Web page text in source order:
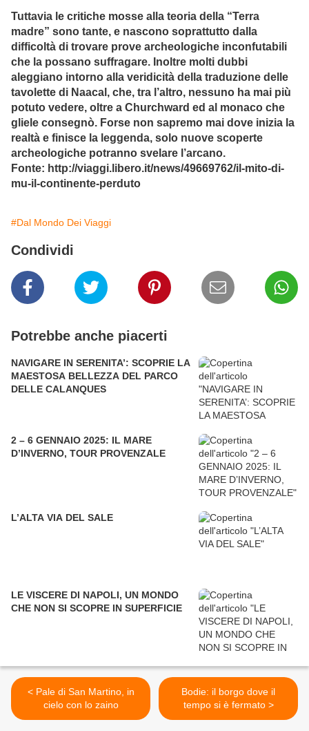
Tuttavia le critiche mosse alla teoria della “Terra
madre” sono tante, e nascono soprattutto dalla
difficoltà di trovare prove archeologiche inconfutabili
che la possano suffragare. Inoltre molti dubbi
aleggiano intorno alla veridicità della traduzione delle
tavolette di Naacal, che, tra l’altro, nessuno ha mai più
potuto vedere, oltre a Churchward ed al monaco che
gliele consegnò. Forse non sapremo mai dove inizia la
realtà e finisce la leggenda, solo nuove scoperte
archeologiche potranno svelare l’arcano.
Fonte: http://viaggi.libero.it/news/49669762/il-mito-di-
mu-il-continente-perduto
#Dal Mondo Dei Viaggi
Condividi
Potrebbe anche piacerti
NAVIGARE IN SERENITA’: SCOPRIE LA
MAESTOSA BELLEZZA DEL PARCO
DELLE CALANQUES
2 – 6 GENNAIO 2025: IL MARE
D’INVERNO, TOUR PROVENZALE
L’ALTA VIA DEL SALE
LE VISCERE DI NAPOLI, UN MONDO
CHE NON SI SCOPRE IN SUPERFICIE
< Pale di San Martino, in
cielo con lo zaino
Bodie: il borgo dove il
tempo si è fermato >